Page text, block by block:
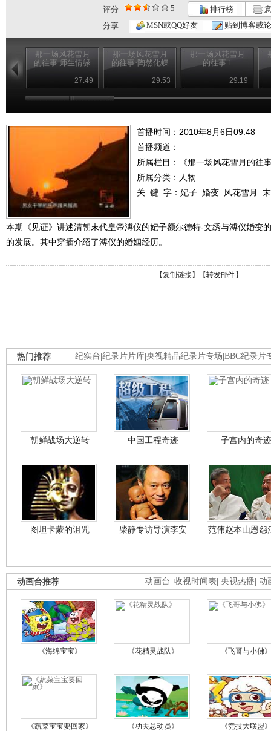
评分 5 排行榜
分享
MSN或QQ好友 贴到博客或
那一场风花雪月
的往事 师生情缘
27:49
那一场风花雪月
的往事·陶然化蝶
29:53
那一场风花雪月
的往事 1
29:19
首播时间：2010年8月6日09:48
首播频道：
所属栏目：
《那一场风花雪月的往
所属分类：人物
关 键 字： 妃子 婚变 风花雪月
本期《见证》讲述清朝末代皇帝溥仪的妃子额尔德特-文绣与溥仪婚变
的发展。其中穿插介绍了溥仪的婚姻经历。
【复制链接】【转发邮件 】
纪实台 纪录片片库 央视精品纪录片专场 BBC纪录片
热门推荐
朝鲜战场大逆转 中国工程奇迹 子宫内的奇迹
图坦卡蒙的诅咒 柴静专访导演李安 范伟赵本山恩怨
动画台 收视时间表 央视热播 动
动画台推荐
《海绵宝宝》 《花精灵战队》 《飞哥与小佛》
《蔬菜宝宝要回家》 《功夫总动员》 《竞技大联盟》